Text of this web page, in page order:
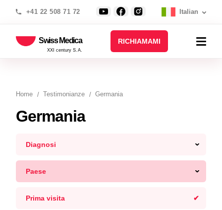
+41 22 508 71 72 Italian
Swiss Medica
XXI century S.A.
RICHIAMAMI
Home Testimonianze Germania
Germania
Diagnosi
Paese
Prima visita